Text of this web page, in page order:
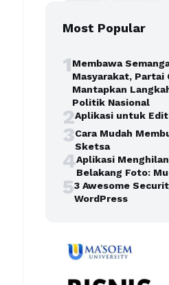
Most Popular
1Membawa
Masyarakat, Partai
Mantapkan
Politik Nasional
2Aplikasi untuk
3Cara Mudah
Sketsa
4Aplikasi
Belakang Foto:
53 Awesome
WordPress